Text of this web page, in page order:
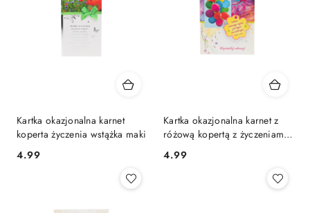
Kartka okazjonalna karnet
koperta życzenia wstążka maki
Cena:
4.99
Kartka okazjonalna karnet z
różową kopertą z życzeniami
pasja
Cena:
4.99